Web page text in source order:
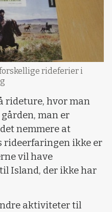
rideferier i
rideture, hvor man
man er
nemmere at
rideerfaringen ikke er
vil have
Island, der ikke har
aktiviteter til